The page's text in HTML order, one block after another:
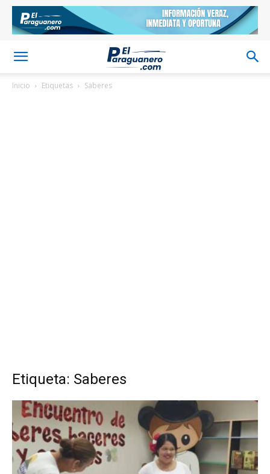
Inicio Etiquetas Saberes
Etiqueta: Saberes